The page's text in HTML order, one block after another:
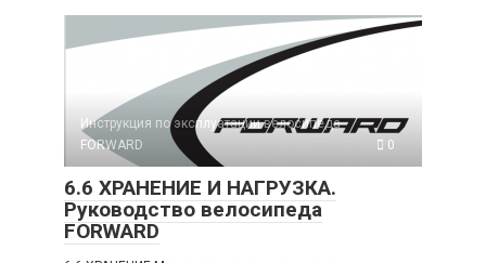
Инструкция по эксплуатации велосипеда
FORWARD
0
6.6 ХРАНЕНИЕ И НАГРУЗКА.
Руководство велосипеда
FORWARD